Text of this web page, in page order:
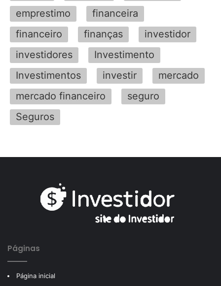
emprestimo
financeira
financeiro
finanças
investidor
investidores
Investimento
Investimentos
investir
mercado
mercado financeiro
seguro
Seguros
Páginas
Página inicial